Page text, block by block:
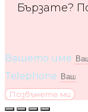
Бързате?
Вашето име
Telephone
Позвънете ми